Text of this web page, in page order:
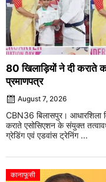
80 खिलाड़ियों ने दी कराते
प्रमाणपत्र
August 7, 2026
CBN36 बिलासपुर। आधारशिला
कराते एसोसिएशन के संयुक्त
ग्रेडिंग एवं एडवांस ट्रेनिंग ...
कानाफूसी